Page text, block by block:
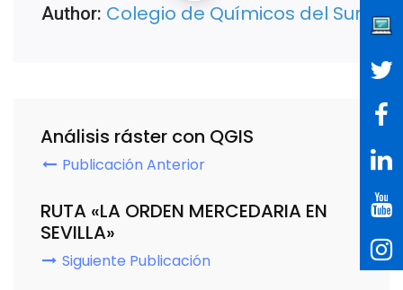
Author: Colegio de Químicos del Sur
Análisis ráster con QGIS
Publicación Anterior
RUTA «LA ORDEN MERCEDARIA EN
SEVILLA»
Siguiente Publicación